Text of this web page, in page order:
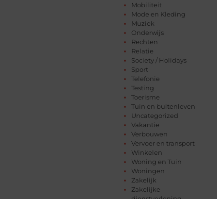
Mobiliteit
Mode en Kleding
Muziek
Onderwijs
Rechten
Relatie
Society / Holidays
Sport
Telefonie
Testing
Toerisme
Tuin en buitenleven
Uncategorized
Vakantie
Verbouwen
Vervoer en transport
Winkelen
Woning en Tuin
Woningen
Zakelijk
Zakelijke